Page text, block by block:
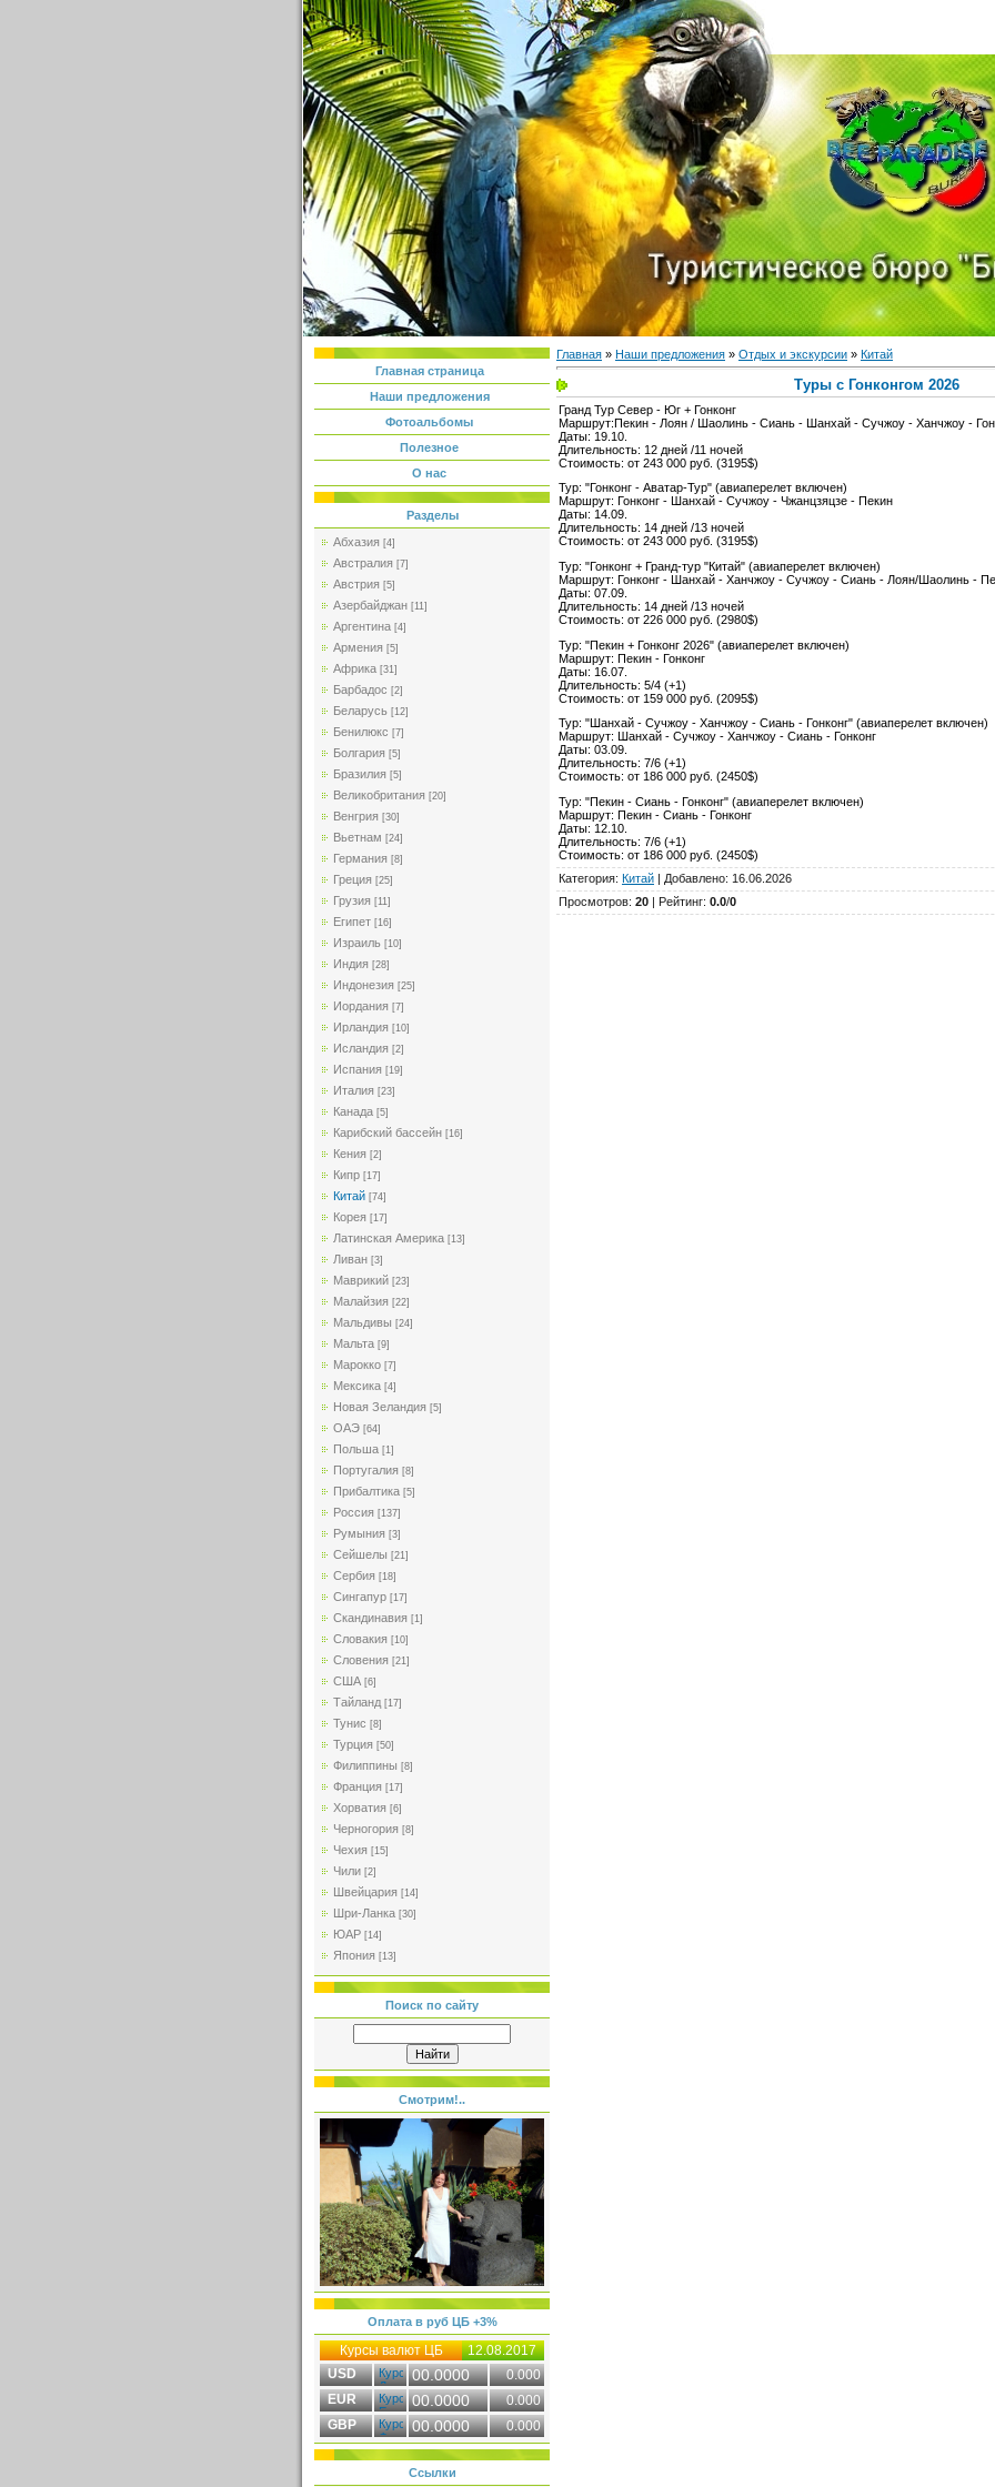
Главная страница
Наши предложения
Фотоальбомы
Полезное
О нас
Разделы
Абхазия [4]
Австралия [7]
Австрия [5]
Азербайджан [11]
Аргентина [4]
Армения [5]
Африка [31]
Барбадос [2]
Беларусь [12]
Бенилюкс [7]
Болгария [5]
Бразилия [5]
Великобритания [20]
Венгрия [30]
Вьетнам [24]
Германия [8]
Греция [25]
Грузия [11]
Египет [16]
Израиль [10]
Индия [28]
Индонезия [25]
Иордания [7]
Ирландия [10]
Исландия [2]
Испания [19]
Италия [23]
Канада [5]
Карибский бассейн [16]
Кения [2]
Кипр [17]
Китай [74]
Корея [17]
Латинская Америка [13]
Ливан [3]
Маврикий [23]
Малайзия [22]
Мальдивы [24]
Мальта [9]
Марокко [7]
Мексика [4]
Новая Зеландия [5]
ОАЭ [64]
Польша [1]
Португалия [8]
Прибалтика [5]
Россия [137]
Румыния [3]
Сейшелы [21]
Сербия [18]
Сингапур [17]
Скандинавия [1]
Словакия [10]
Словения [21]
США [6]
Тайланд [17]
Тунис [8]
Турция [50]
Филиппины [8]
Франция [17]
Хорватия [6]
Черногория [8]
Чехия [15]
Чили [2]
Швейцария [14]
Шри-Ланка [30]
ЮАР [14]
Япония [13]
Поиск по сайту
Смотрим!..
Оплата в руб ЦБ +3%
Курсы валют ЦБ
12.08.2017
USD
00.0000
0.000
EUR
00.0000
0.000
GBP
00.0000 0.000
Ссылки
Главная » Наши предложения » Отдых и экскурсии » Китай
Туры с Гонконгом 2026
Гранд Тур Север - Юг + Гонконг
Маршрут:Пекин - Лоян / Шаолинь - Сиань - Шанхай - Сучжоу - Ханчжоу -
Даты: 19.10.
Длительность: 12 дней /11 ночей
Стоимость: от 243 000 руб. (3195$)
Тур: "Гонконг - Аватар-Тур" (авиаперелет включен)
Маршрут: Гонконг - Шанхай - Сучжоу - Чжанцзяцзе - Пекин
Даты: 14.09.
Длительность: 14 дней /13 ночей
Стоимость: от 243 000 руб. (3195$)
Тур: "Гонконг + Гранд-тур "Китай" (авиаперелет включен)
Маршрут: Гонконг - Шанхай - Ханчжоу - Сучжоу - Сиань - Лоян/Шаолинь -
Даты: 07.09.
Длительность: 14 дней /13 ночей
Стоимость: от 226 000 руб. (2980$)
Тур: "Пекин + Гонконг 2026" (авиаперелет включен)
Маршрут: Пекин - Гонконг
Даты: 16.07.
Длительность: 5/4 (+1)
Стоимость: от 159 000 руб. (2095$)
Тур: "Шанхай - Сучжоу - Ханчжоу - Сиань - Гонконг" (авиаперелет включен)
Маршрут: Шанхай - Сучжоу - Ханчжоу - Сиань - Гонконг
Даты: 03.09.
Длительность: 7/6 (+1)
Стоимость: от 186 000 руб. (2450$)
Тур: "Пекин - Сиань - Гонконг" (авиаперелет включен)
Маршрут: Пекин - Сиань - Гонконг
Даты: 12.10.
Длительность: 7/6 (+1)
Стоимость: от 186 000 руб. (2450$)
Категория: Китай | Добавлено: 16.06.2026
Просмотров: 20 | Рейтинг: 0.0/0